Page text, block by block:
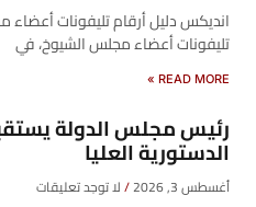
انديكس دليل أرقام تليفونات
تليفونات أعضاء مجلس الشيوخ، في
READ MORE »
رئيس مجلس الدولة
الدستورية العليا
أغسطس 3, 2026 لا توجد تعليقات